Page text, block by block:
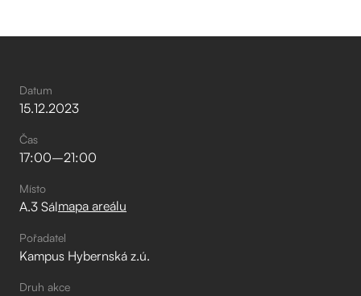
Datum
15.12.2023
Čas
17:00–⁠21:00
Místo
A.3 Sálmapa areálu
Pořadatel
Kampus Hybernská z.ú.
Druh akce